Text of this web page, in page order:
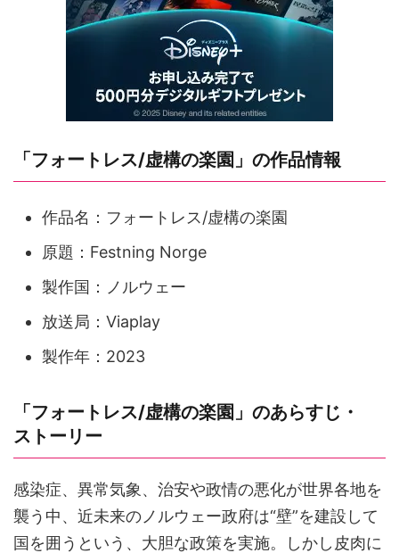
「フォートレス/虚構の楽園」の作品情報
作品名：フォートレス/虚構の楽園
原題：Festning Norge
製作国：ノルウェー
放送局：Viaplay
製作年：2023
「フォートレス/虚構の楽園」のあらすじ・
ストーリー
感染症、異常気象、治安や政情の悪化が世界各地を
襲う中、近未来のノルウェー政府は“壁”を建設して
国を囲うという、大胆な政策を実施。しかし皮肉に